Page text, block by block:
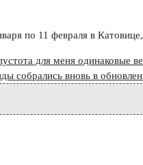
по 11 февраля в
для меня одинаковые
собрались вновь в